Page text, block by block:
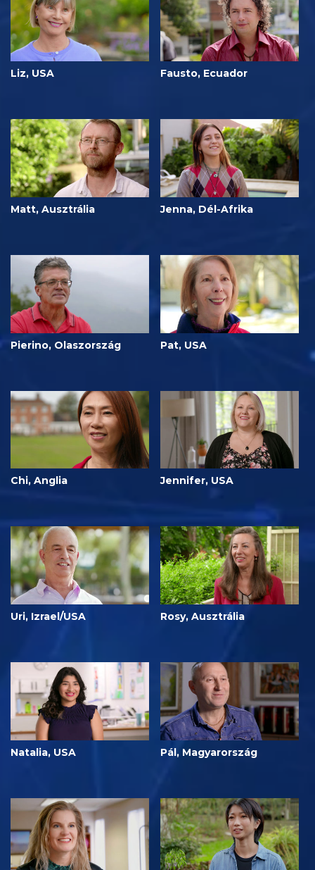
Liz, USA Fausto, Ecuador
Matt, Ausztrália Jenna, Dél-Afrika
Pierino, Olaszország Pat, USA
Chi, Anglia Jennifer, USA
Uri, Izrael/USA Rosy, Ausztrália
Natalia, USA Pál, Magyarország